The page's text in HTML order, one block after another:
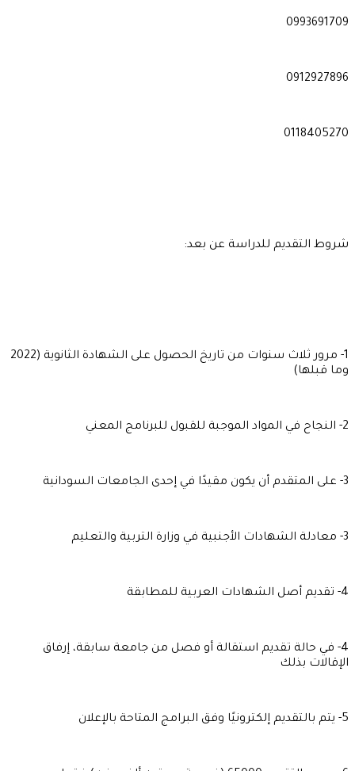
0993691709
0912927896
0118405270
شروط التقديم للدراسة عن بعد:
1- مرور ثلاث سنوات من تاريخ الحصول على الشهادة الثانوية (2022
وما قبلها)
2- النجاح في المواد الموجبة للقبول للبرنامج المعني
3- على المتقدم أن يكون مقيدًا في إحدى الجامعات السودانية
3- معادلة الشهادات الأجنبية في وزارة التربية والتعليم
4- تقديم أصل الشهادات العربية للمطابقة
4- في حالة تقديم استقالة أو فصل من جامعة سابقة، إرفاق
الإقالات بذلك
5- يتم بالتقديم إلكترونيًا وفق البرامج المتاحة بالإعلان